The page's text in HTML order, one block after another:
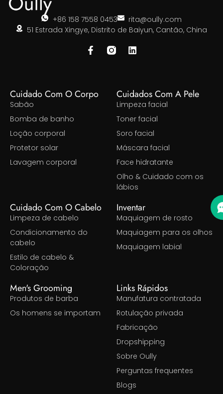
+86 158 7558 0453
rita@oully.com
51 Estrada Xingye, Distrito de Baiyun, Cantão, China
Cuidado Com O Corpo
Sabão
Bomba de banho
Loção corporal
Protetor solar
Lavagem corporal
Cuidados Com A Pele
Limpeza facial
Toner facial
Soro facial
Máscara facial
Face hidratante
Olho & Cuidado com os
lábios
Cuidado Com O Cabelo
Limpeza de cabelo
Condicionamento do
cabelo
Estilo de cabelo &
Coloração
Inventar
Maquiagem de rosto
Maquiagem para os olhos
Maquiagem labial
Men's Grooming
Produtos de barba
Os homens se importam
Links Rápidos
Manufatura contratada
Rotulação privada
Fabricação
Dropshipping
Sobre Oully
Perguntas frequentes
Blogs